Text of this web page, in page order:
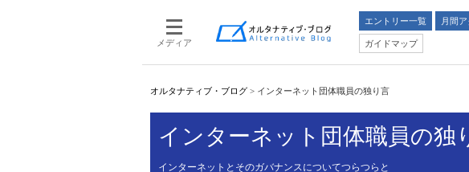
メディア
エントリー一覧 月間
ガイドマップ
オルタナティブ・ブログ > インターネット団体職員の独り言
インターネット団体職員の独
インターネットとそのガバナンスについてつらつらと